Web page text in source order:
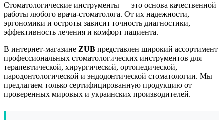
Стоматологические инструменты — это основа качественной
работы любого врача-стоматолога. От их надежности,
эргономики и остроты зависит точность диагностики,
эффективность лечения и комфорт пациента.
В интернет-магазине ZUB представлен широкий ассортимент
профессиональных стоматологических инструментов для
терапевтической, хирургической, ортопедической,
пародонтологической и эндодонтической стоматологии. Мы
предлагаем только сертифицированную продукцию от
проверенных мировых и украинских производителей.